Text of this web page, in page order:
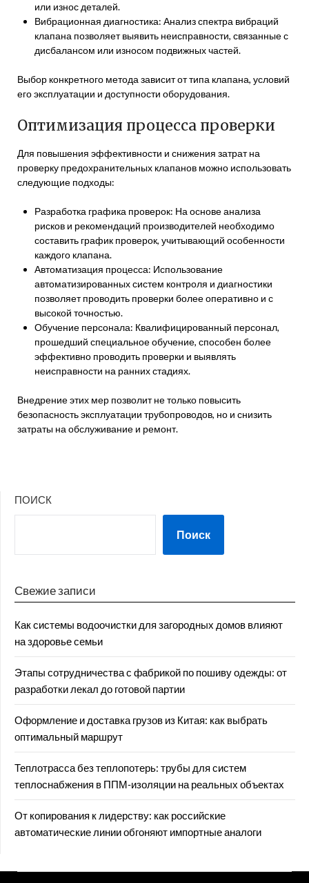
или износ деталей.
Вибрационная диагностика: Анализ спектра вибраций
клапана позволяет выявить неисправности, связанные с
дисбалансом или износом подвижных частей.
Выбор конкретного метода зависит от типа клапана, условий
его эксплуатации и доступности оборудования.
Оптимизация процесса проверки
Для повышения эффективности и снижения затрат на
проверку предохранительных клапанов можно использовать
следующие подходы:
Разработка графика проверок: На основе анализа
рисков и рекомендаций производителей необходимо
составить график проверок, учитывающий особенности
каждого клапана.
Автоматизация процесса: Использование
автоматизированных систем контроля и диагностики
позволяет проводить проверки более оперативно и с
высокой точностью.
Обучение персонала: Квалифицированный персонал,
прошедший специальное обучение, способен более
эффективно проводить проверки и выявлять
неисправности на ранних стадиях.
Внедрение этих мер позволит не только повысить
безопасность эксплуатации трубопроводов, но и снизить
затраты на обслуживание и ремонт.
ПОИСК
Поиск
Свежие записи
Как системы водоочистки для загородных домов влияют
на здоровье семьи
Этапы сотрудничества с фабрикой по пошиву одежды: от
разработки лекал до готовой партии
Оформление и доставка грузов из Китая: как выбрать
оптимальный маршрут
Теплотрасса без теплопотерь: трубы для систем
теплоснабжения в ППМ‑изоляции на реальных объектах
От копирования к лидерству: как российские
автоматические линии обгоняют импортные аналоги